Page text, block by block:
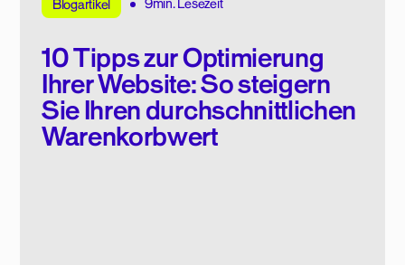
Blogartikel 9min. Lesezeit
10 Tipps zur Optimierung
Ihrer Website: So steigern
Sie Ihren durchschnittlichen
Warenkorbwert